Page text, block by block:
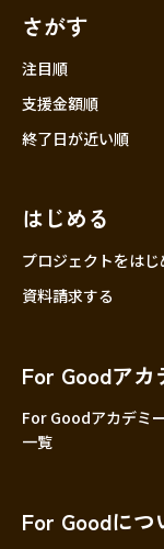
さがす
注目順
支援金額順
終了日が近い順
はじめる
プロジェクトをはじ
資料請求する
For Goodアカ
For Goodアカデミ
一覧
For Goodにつ